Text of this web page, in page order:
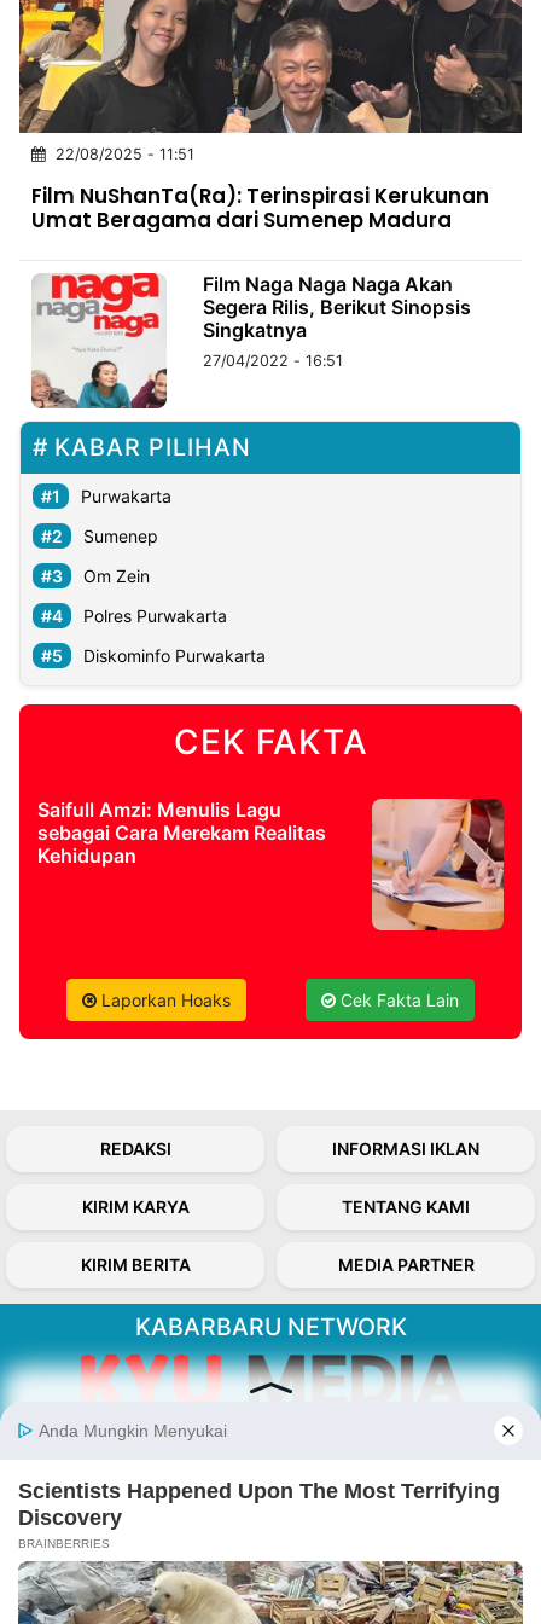
INDONESIA
Partner
NTB
Time
IDN
Jogja
Rakyat
News
Notice
Baru
Follow
Kabarbaru
Kabarbaru.co
2026
PT.
22/08/2025 - 11:51
Film NuShanTa(Ra): Terinspirasi Kerukunan
Umat Beragama dari Sumenep Madura
Film Naga Naga Naga Akan
Segera Rilis, Berikut Sinopsis
Singkatnya
27/04/2022 - 16:51
KABAR PILIHAN
Purwakarta
Sumenep
Om Zein
Polres Purwakarta
Diskominfo Purwakarta
CEK FAKTA
Saifull Amzi: Menulis Lagu
sebagai Cara Merekam Realitas
Kehidupan
Laporkan Hoaks Cek Fakta Lain
REDAKSI INFORMASI IKLAN
KIRIM KARYA TENTANG KAMI
KIRIM BERITA MEDIA PARTNER
KABARBARU NETWORK
Follow Kabarbaru